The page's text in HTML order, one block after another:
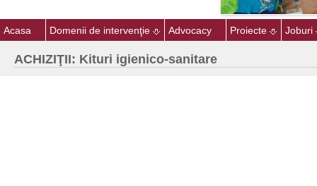
Acasa Domenii de intervenţie Advocacy Proiecte Joburi
ACHIZIŢII: Kituri igienico-sanitare